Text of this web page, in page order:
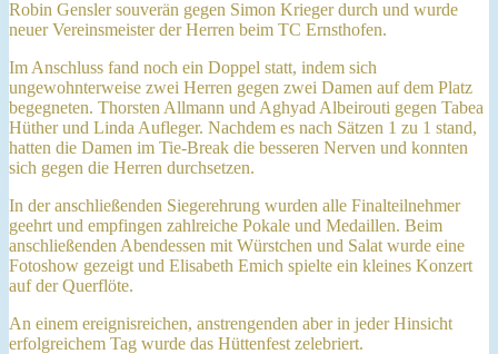
Robin Gensler souverän gegen Simon Krieger durch und wurde
neuer Vereinsmeister der Herren beim TC Ernsthofen.
Im Anschluss fand noch ein Doppel statt, indem sich
ungewohnterweise zwei Herren gegen zwei Damen auf dem Platz
begegneten. Thorsten Allmann und Aghyad Albeirouti gegen Tabea
Hüther und Linda Aufleger. Nachdem es nach Sätzen 1 zu 1 stand,
hatten die Damen im Tie-Break die besseren Nerven und konnten
sich gegen die Herren durchsetzen.
In der anschließenden Siegerehrung wurden alle Finalteilnehmer
geehrt und empfingen zahlreiche Pokale und Medaillen. Beim
anschließenden Abendessen mit Würstchen und Salat wurde eine
Fotoshow gezeigt und Elisabeth Emich spielte ein kleines Konzert
auf der Querflöte.
An einem ereignisreichen, anstrengenden aber in jeder Hinsicht
erfolgreichem Tag wurde das Hüttenfest zelebriert.